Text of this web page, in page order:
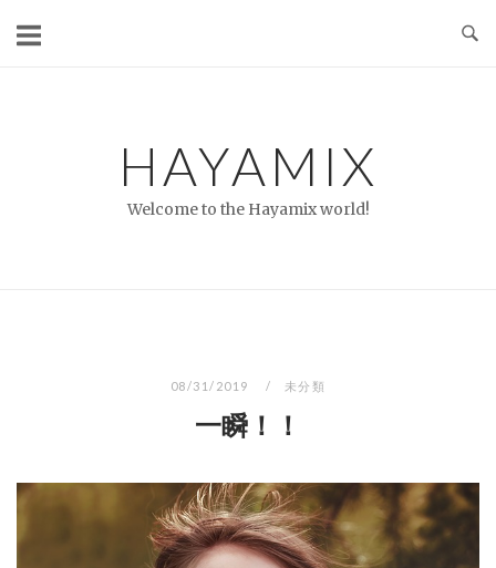
HAYAMIX
Welcome to the Hayamix world!
08/31/2019 未分類
一瞬！！